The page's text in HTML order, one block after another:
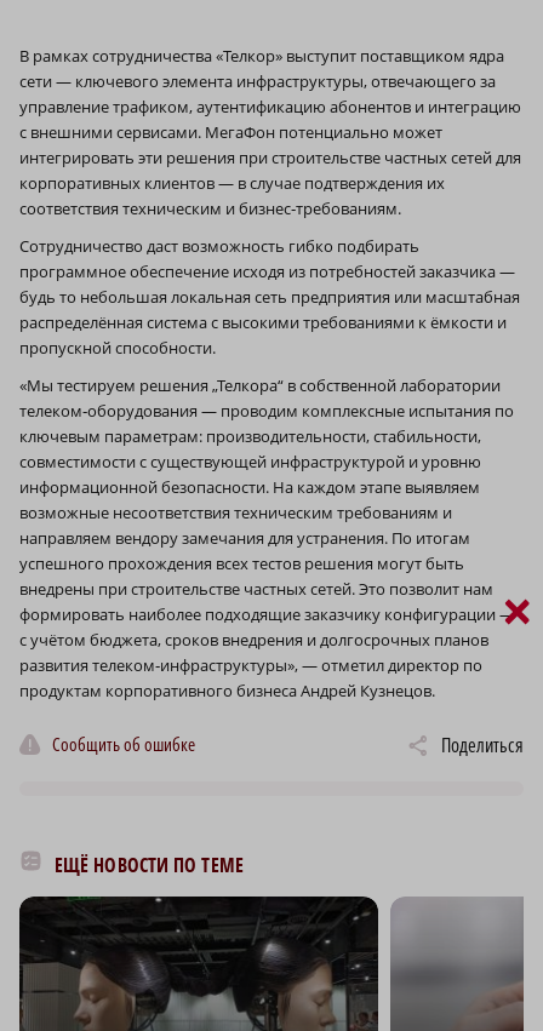
В рамках сотрудничества «Телкор» выступит поставщиком ядра
сети — ключевого элемента инфраструктуры, отвечающего за
управление трафиком, аутентификацию абонентов и интеграцию
с внешними сервисами. МегаФон потенциально может
интегрировать эти решения при строительстве частных сетей для
корпоративных клиентов — в случае подтверждения их
соответствия техническим и бизнес‑требованиям.
Сотрудничество даст возможность гибко подбирать
программное обеспечение исходя из потребностей заказчика —
будь то небольшая локальная сеть предприятия или масштабная
распределённая система с высокими требованиями к ёмкости и
пропускной способности.
«Мы тестируем решения „Телкора“ в собственной лаборатории
телеком‑оборудования — проводим комплексные испытания по
ключевым параметрам: производительности, стабильности,
совместимости с существующей инфраструктурой и уровню
информационной безопасности. На каждом этапе выявляем
возможные несоответствия техническим требованиям и
направляем вендору замечания для устранения. По итогам
успешного прохождения всех тестов решения могут быть
внедрены при строительстве частных сетей. Это позволит нам
формировать наиболее подходящие заказчику конфигурации —
с учётом бюджета, сроков внедрения и долгосрочных планов
развития телеком‑инфраструктуры», — отметил директор по
продуктам корпоративного бизнеса Андрей Кузнецов.
Сообщить об ошибке Поделиться
ЕЩЁ НОВОСТИ ПО ТЕМЕ
×